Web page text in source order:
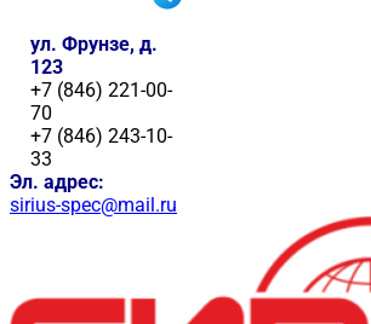
ул. Фрунзе, д.
123
+7 (846) 221-00-
70
+7 (846) 243-10-
33
Эл. адрес:
sirius-spec@mail.ru